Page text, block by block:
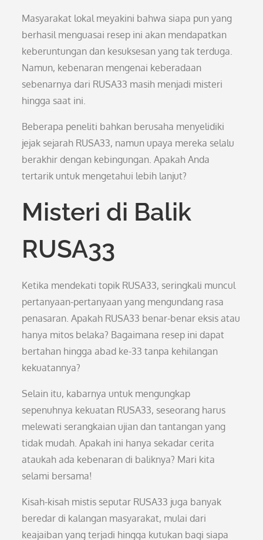
Masyarakat lokal meyakini bahwa siapa pun yang
berhasil menguasai resep ini akan mendapatkan
keberuntungan dan kesuksesan yang tak terduga.
Namun, kebenaran mengenai keberadaan
sebenarnya dari RUSA33 masih menjadi misteri
hingga saat ini.
Beberapa peneliti bahkan berusaha menyelidiki
jejak sejarah RUSA33, namun upaya mereka selalu
berakhir dengan kebingungan. Apakah Anda
tertarik untuk mengetahui lebih lanjut?
Misteri di Balik
RUSA33
Ketika mendekati topik RUSA33, seringkali muncul
pertanyaan-pertanyaan yang mengundang rasa
penasaran. Apakah RUSA33 benar-benar eksis atau
hanya mitos belaka? Bagaimana resep ini dapat
bertahan hingga abad ke-33 tanpa kehilangan
kekuatannya?
Selain itu, kabarnya untuk mengungkap
sepenuhnya kekuatan RUSA33, seseorang harus
melewati serangkaian ujian dan tantangan yang
tidak mudah. Apakah ini hanya sekadar cerita
ataukah ada kebenaran di baliknya? Mari kita
selami bersama!
Kisah-kisah mistis seputar RUSA33 juga banyak
beredar di kalangan masyarakat, mulai dari
keajaiban yang terjadi hingga kutukan bagi siapa